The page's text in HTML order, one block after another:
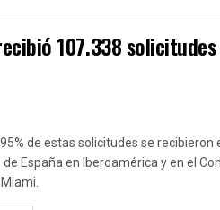
107.338
de estas solicitudes se recibieron
España en Iberoamérica y en el